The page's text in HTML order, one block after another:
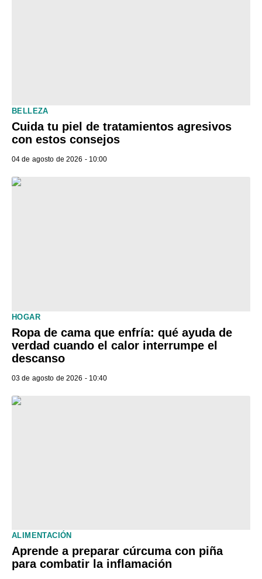
BELLEZA
Cuida tu piel de tratamientos agresivos
con estos consejos
04 de agosto de 2026 - 10:00
HOGAR
Ropa de cama que enfría: qué ayuda de
verdad cuando el calor interrumpe el
descanso
03 de agosto de 2026 - 10:40
ALIMENTACIÓN
Aprende a preparar cúrcuma con piña
para combatir la inflamación